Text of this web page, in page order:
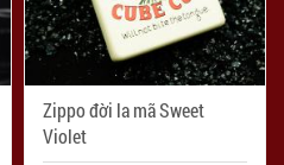
Zippo đời la mã Sweet
Violet